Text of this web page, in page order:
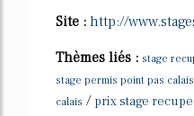
Site : http://
Thèmes liés : stage
stage permis point pas calais
calais / prix stage